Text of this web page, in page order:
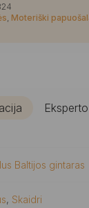
Moteriški
Baltijos gintaras
, Skaidri